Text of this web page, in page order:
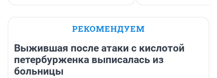
РЕКОМЕНДУЕМ
Выжившая после атаки с кислотой
петербурженка выписалась из
больницы